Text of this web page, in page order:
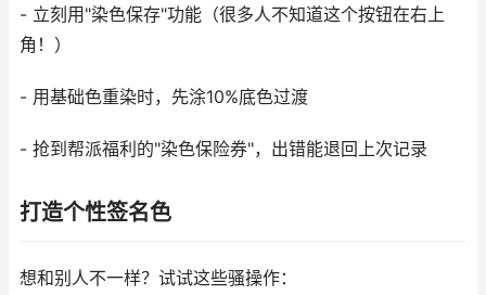
- 立刻用"染色保存"功能（很多人不知道这个按钮在右上
角！）
- 用基础色重染时，先涂10%底色过渡
- 抢到帮派福利的"染色保险券"，出错能退回上次记录
打造个性签名色
想和别人不一样？试试这些骚操作：